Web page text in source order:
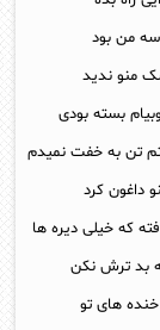
من بود
منو ندید
بسته بودی
تن به خفت نمیدم
داغون کرد
که خیلی دیره ها
بد ترش نکن
خنده های تو